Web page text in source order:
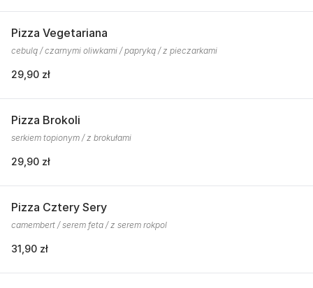
Pizza Vegetariana
cebulą / czarnymi oliwkami / papryką / z pieczarkami
29,90 zł
Pizza Brokoli
serkiem topionym / z brokułami
29,90 zł
Pizza Cztery Sery
camembert / serem feta / z serem rokpol
31,90 zł